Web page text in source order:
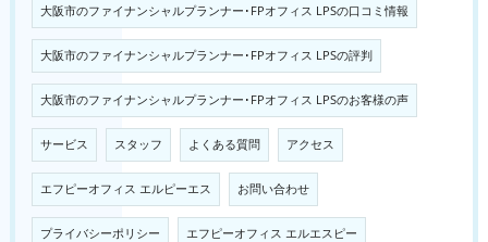
大阪市のファイナンシャルプランナー･FPオフィス LPSの口コミ情報
大阪市のファイナンシャルプランナー･FPオフィス LPSの評判
大阪市のファイナンシャルプランナー･FPオフィス LPSのお客様の声
サービス スタッフ よくある質問 アクセス
エフピーオフィス エルピーエス お問い合わせ
プライバシーポリシー エフピーオフィス エルエスピー